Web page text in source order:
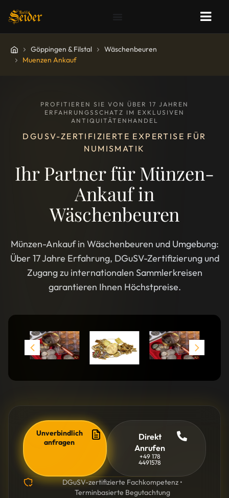
Göppingen & Filstal
Wäschenbeuren
Muenzen Ankauf
PROFITIEREN SIE VON ÜBER 17 JAHREN
ERFAHRUNGSSCHATZ IM EXKLUSIVEN
ANTIQUITÄTENHANDEL
DGUSV-ZERTIFIZIERTE EXPERTISE FÜR
NUMISMATIK
Ihr Partner für Münzen-
Ankauf in
Wäschenbeuren
Münzen-Ankauf in Wäschenbeuren und Umgebung:
Über 17 Jahre Erfahrung, DGuSV-Zertifizierung und
Zugang zu internationalen Sammlerkreisen
garantieren Ihnen Höchstpreise.
Unverbindlich
anfragen
Direkt
Anrufen
+49 178
4491578
DGuSV-zertifizierte Fachkompetenz •
Terminbasierte Begutachtung